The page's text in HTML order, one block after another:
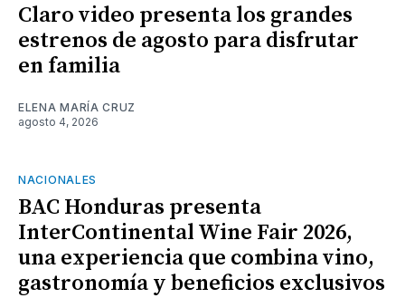
Claro video presenta los grandes
estrenos de agosto para disfrutar
en familia
ELENA MARÍA CRUZ
agosto 4, 2026
NACIONALES
BAC Honduras presenta
InterContinental Wine Fair 2026,
una experiencia que combina vino,
gastronomía y beneficios exclusivos